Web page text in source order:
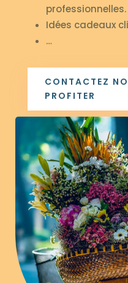
professionnelles.
Idées cadeaux
…
CONTACTEZ
PROFITER